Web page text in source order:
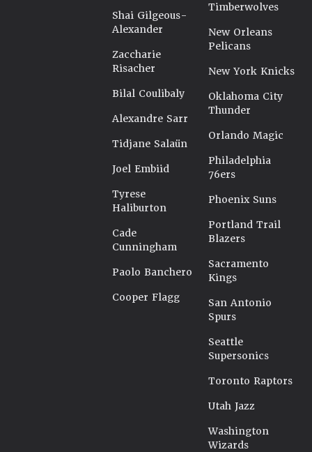
Shai Gilgeous-
Alexander
Zaccharie
Risacher
Bilal Coulibaly
Alexandre Sarr
Tidjane Salaün
Joel Embiid
Tyrese
Haliburton
Cade
Cunningham
Paolo Banchero
Cooper Flagg
Timberwolves
New Orleans
Pelicans
New York Knicks
Oklahoma City
Thunder
Orlando Magic
Philadelphia
76ers
Phoenix Suns
Portland Trail
Blazers
Sacramento
Kings
San Antonio
Spurs
Seattle
Supersonics
Toronto Raptors
Utah Jazz
Washington
Wizards